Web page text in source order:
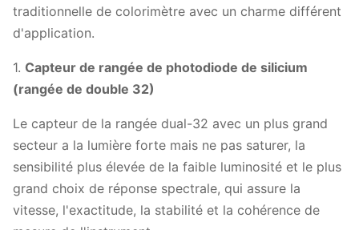
traditionnelle de colorimètre avec un charme différent
d'application.
1. Capteur de rangée de photodiode de silicium
(rangée de double 32)
Le capteur de la rangée dual-32 avec un plus grand
secteur a la lumière forte mais ne pas saturer, la
sensibilité plus élevée de la faible luminosité et le plus
grand choix de réponse spectrale, qui assure la
vitesse, l'exactitude, la stabilité et la cohérence de